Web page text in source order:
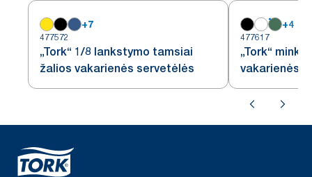
+7
477572
„Tork“ 1/8 lankstymo tamsiai
žalios vakarienės servetėlės
+4
477617
„Tork“
vakarienės
lankstymo